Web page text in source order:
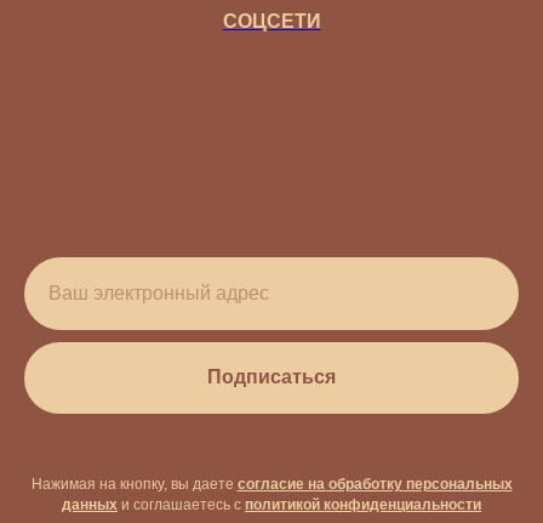
СОЦСЕТИ
Подписаться
Нажимая на кнопку, вы даете согласие на обработку персональных
данных и соглашаетесь c политикой конфиденциальности